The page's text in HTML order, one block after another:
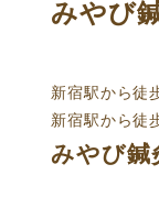
みやび
新宿駅から徒
新宿駅から徒
みやび鍼